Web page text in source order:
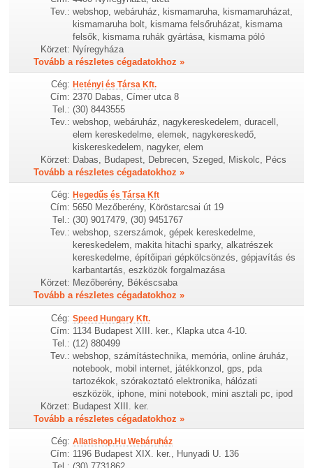
Tev.: webshop, webáruház, kismamaruha, kismamaruházat,
kismamaruha bolt, kismama felsőruházat, kismama
felsők, kismama ruhák gyártása, kismama póló
Körzet: Nyíregyháza
Tovább a részletes cégadatokhoz »
Cég: Hetényi és Társa Kft.
Cím: 2370 Dabas, Címer utca 8
Tel.: (30) 8443555
Tev.: webshop, webáruház, nagykereskedelem, duracell,
elem kereskedelme, elemek, nagykereskedő,
kiskereskedelem, nagyker, elem
Körzet: Dabas, Budapest, Debrecen, Szeged, Miskolc, Pécs
Tovább a részletes cégadatokhoz »
Cég: Hegedűs és Társa Kft
Cím: 5650 Mezőberény, Köröstarcsai út 19
Tel.: (30) 9017479, (30) 9451767
Tev.: webshop, szerszámok, gépek kereskedelme,
kereskedelem, makita hitachi sparky, alkatrészek
kereskedelme, építőipari gépkölcsönzés, gépjavítás és
karbantartás, eszközök forgalmazása
Körzet: Mezőberény, Békéscsaba
Tovább a részletes cégadatokhoz »
Cég: Speed Hungary Kft.
Cím: 1134 Budapest XIII. ker., Klapka utca 4-10.
Tel.: (12) 880499
Tev.: webshop, számítástechnika, memória, online áruház,
notebook, mobil internet, játékkonzol, gps, pda
tartozékok, szórakoztató elektronika, hálózati
eszközök, iphone, mini notebook, mini asztali pc, ipod
Körzet: Budapest XIII. ker.
Tovább a részletes cégadatokhoz »
Cég: Allatishop.Hu Webáruház
Cím: 1196 Budapest XIX. ker., Hunyadi U. 136